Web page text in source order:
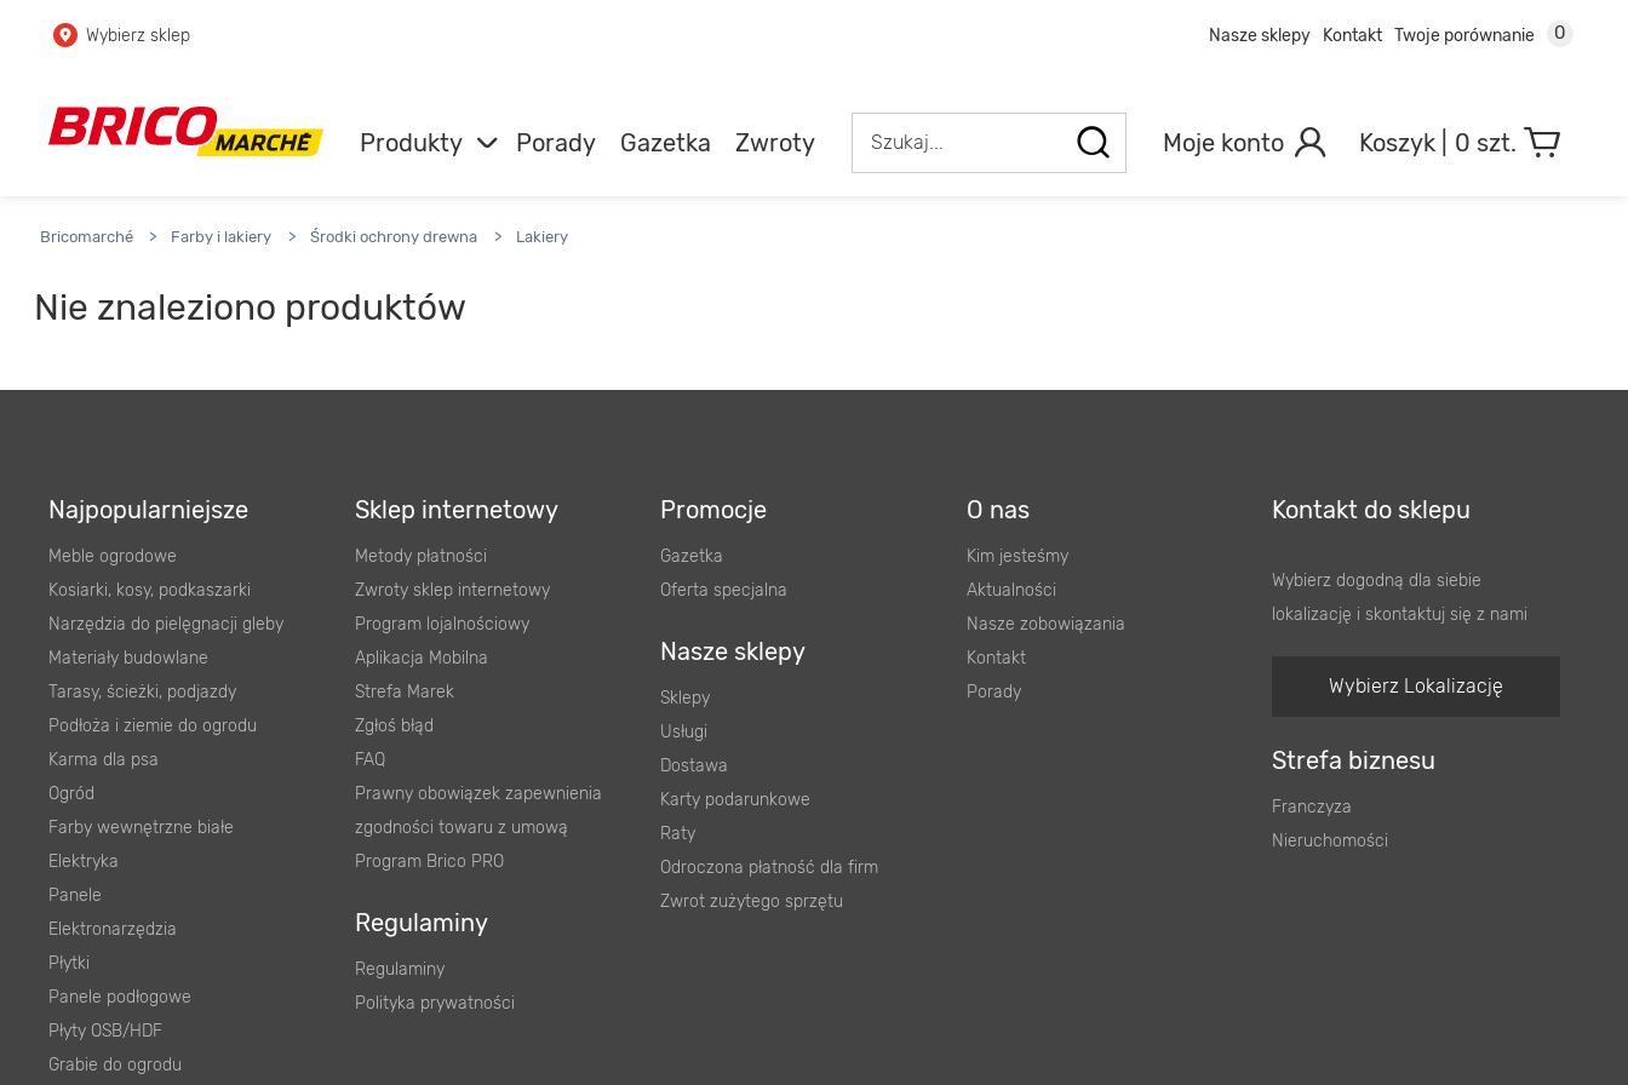
Przejdź do głównej zawartości
Przejdź do wyszukiwarki
Wybierz sklep Nasze sklepy Kontakt Twoje porównanie 0
Produkty Porady Gazetka Zwroty Moje konto 0 szt.
Bricomarché > Farby i lakiery > Środki ochrony drewna > Lakiery
Nie znaleziono produktów
Najpopularniejsze
Meble ogrodowe
Kosiarki, kosy, podkaszarki
Narzędzia do pielęgnacji gleby
Materiały budowlane
Tarasy, ścieżki, podjazdy
Podłoża i ziemie do ogrodu
Karma dla psa
Ogród
Farby wewnętrzne białe
Elektryka
Panele
Elektronarzędzia
Płytki
Panele podłogowe
Płyty OSB/HDF
Grabie do ogrodu
Sklep internetowy
Metody płatności
Zwroty sklep internetowy
Program lojalnościowy
Aplikacja Mobilna
Strefa Marek
Zgłoś błąd
FAQ
Prawny obowiązek zapewnienia
zgodności towaru z umową
Program Brico PRO
Regulaminy
Regulaminy
Polityka prywatności
Promocje
Gazetka
Oferta specjalna
Nasze sklepy
Sklepy
Usługi
Dostawa
Karty podarunkowe
Raty
Odroczona płatność dla firm
Zwrot zużytego sprzętu
O nas
Kim jesteśmy
Aktualności
Nasze zobowiązania
Kontakt
Porady
Kontakt do sklepu
Wybierz dogodną dla siebie
lokalizację i skontaktuj się z nami
Wybierz Lokalizację
Strefa biznesu
Franczyza
Nieruchomości